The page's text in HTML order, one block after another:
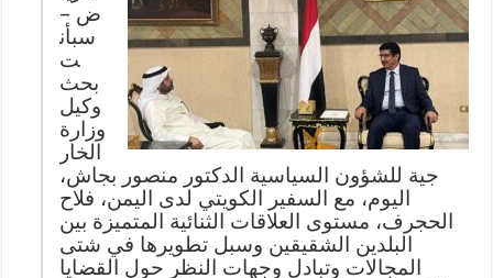
ض –
سبأن
ت
بحث
وكيل
وزارة
الخار
جية للشؤون السياسية الدكتور منصور بجاش،
اليوم، مع السفير الكويتي لدى اليمن، فلاح
الحجرف، مستوى العلاقات الثنائية المتميزة بين
البلدين الشقيقين وسبل تطويرها في شتى
المجالات وتبادل وجهات النظر حول القضايا